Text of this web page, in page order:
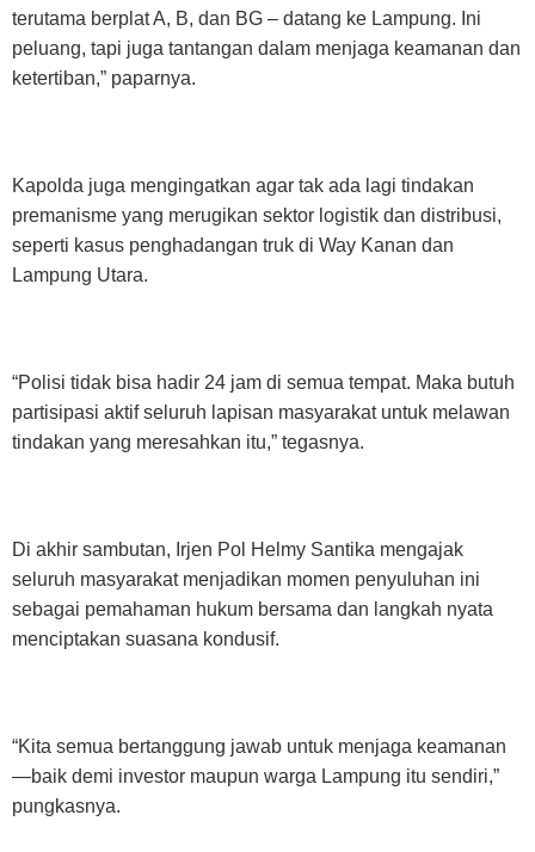
terutama berplat A, B, dan BG – datang ke Lampung. Ini
peluang, tapi juga tantangan dalam menjaga keamanan dan
ketertiban,” paparnya.
Kapolda juga mengingatkan agar tak ada lagi tindakan
premanisme yang merugikan sektor logistik dan distribusi,
seperti kasus penghadangan truk di Way Kanan dan
Lampung Utara.
“Polisi tidak bisa hadir 24 jam di semua tempat. Maka butuh
partisipasi aktif seluruh lapisan masyarakat untuk melawan
tindakan yang meresahkan itu,” tegasnya.
Di akhir sambutan, Irjen Pol Helmy Santika mengajak
seluruh masyarakat menjadikan momen penyuluhan ini
sebagai pemahaman hukum bersama dan langkah nyata
menciptakan suasana kondusif.
“Kita semua bertanggung jawab untuk menjaga keamanan
—baik demi investor maupun warga Lampung itu sendiri,”
pungkasnya.